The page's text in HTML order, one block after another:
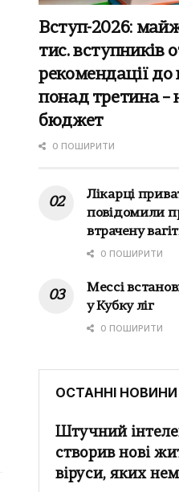
Вступ-2026:
тис. вступників
рекомендації до
понад третина –
бюджет
0 ПОШИРИТИ
Лікарці
повідомили
втрачену
0 ПОШИРИТИ
Мессі
у Кубку ліг
0 ПОШИРИТИ
ОСТАННІ НОВИНИ
Штучний
створив нові
віруси, яких